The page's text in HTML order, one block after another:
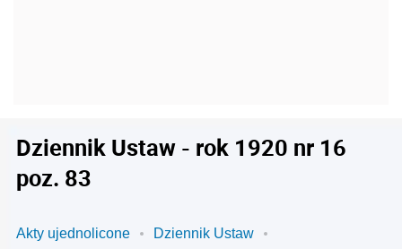
Dziennik Ustaw - rok 1920 nr 16
poz. 83
Akty ujednolicone
Dziennik Ustaw